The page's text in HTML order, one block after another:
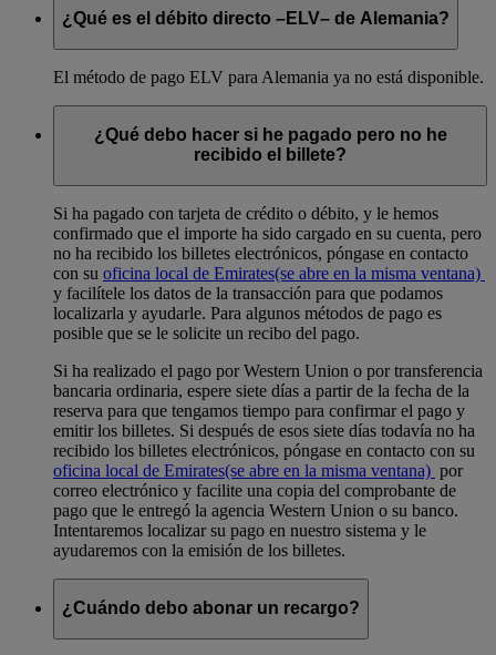
¿Qué es el débito directo –ELV– de Alemania?
El método de pago ELV para Alemania ya no está disponible.
¿Qué debo hacer si he pagado pero no he
recibido el billete?
Si ha pagado con tarjeta de crédito o débito, y le hemos
confirmado que el importe ha sido cargado en su cuenta, pero
no ha recibido los billetes electrónicos, póngase en contacto
con su oficina local de Emirates(se abre en la misma ventana)
y facilítele los datos de la transacción para que podamos
localizarla y ayudarle. Para algunos métodos de pago es
posible que se le solicite un recibo del pago.
Si ha realizado el pago por Western Union o por transferencia
bancaria ordinaria, espere siete días a partir de la fecha de la
reserva para que tengamos tiempo para confirmar el pago y
emitir los billetes. Si después de esos siete días todavía no ha
recibido los billetes electrónicos, póngase en contacto con su
oficina local de Emirates(se abre en la misma ventana) por
correo electrónico y facilite una copia del comprobante de
pago que le entregó la agencia Western Union o su banco.
Intentaremos localizar su pago en nuestro sistema y le
ayudaremos con la emisión de los billetes.
¿Cuándo debo abonar un recargo?